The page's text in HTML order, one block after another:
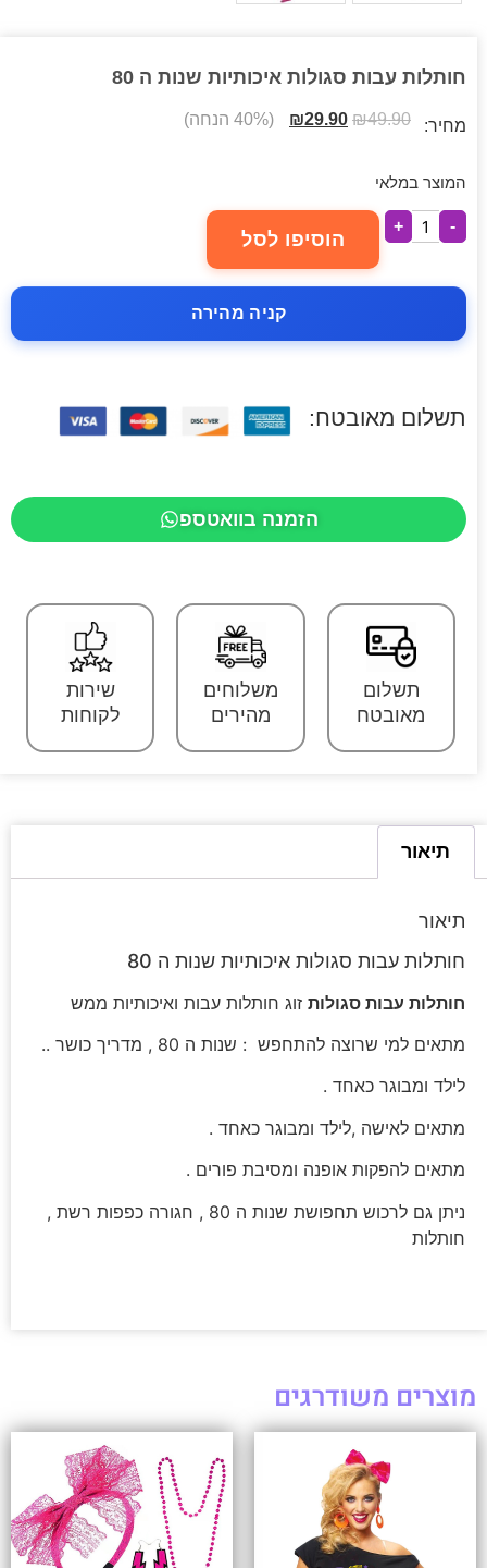
חותלות עבות סגולות איכותיות שנות ה 80
מחיר: ₪49.90
₪29.90 (40% הנחה)
המוצר במלאי
-
+
הוסיפו לסל
קניה מהירה
תשלום מאובטח:
הזמנה בוואטספ
תשלום
מאובטח
משלוחים
מהירים
שירות
לקוחות
תיאור
תיאור
חותלות עבות סגולות איכותיות שנות ה 80
חותלות עבות סגולות זוג חותלות עבות ואיכותיות ממש
מתאים למי שרוצה להתחפש : שנות ה 80 , מדריך כושר ..
לילד ומבוגר כאחד .
מתאים לאישה ,לילד ומבוגר כאחד .
מתאים להפקות אופנה ומסיבת פורים .
ניתן גם לרכוש תחפושת שנות ה 80 , חגורה כפפות רשת ,
חותלות
מוצרים משודרגים